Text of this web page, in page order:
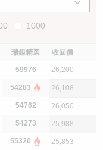
1000
瑞銀精選 收回價
59976 26,200
54283 26,108
54762 26,050
54273 25,988
55320 25,853